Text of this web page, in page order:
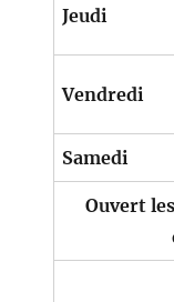
Jeudi
Vendredi
Samedi
Ouvert